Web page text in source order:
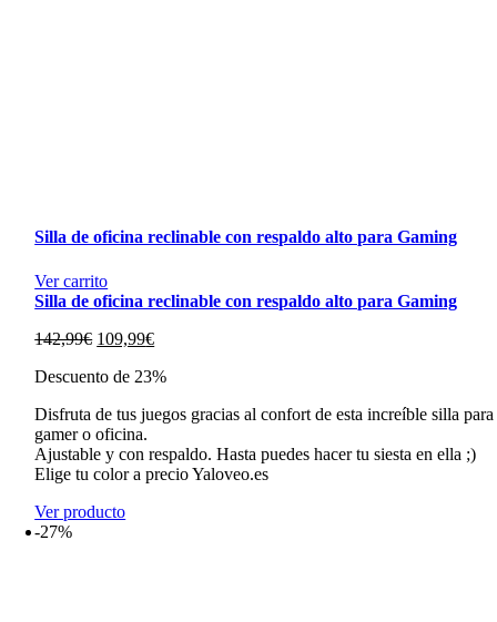
Silla de oficina reclinable con respaldo alto para Gaming
Ver carrito
Silla de oficina reclinable con respaldo alto para Gaming
142,99€ El
original
142,99€.
109,99€El
actual
109,99€.
Descuento de 23%
Disfruta de tus juegos gracias al confort de esta increíble silla para
gamer o oficina.
Ajustable y con respaldo. Hasta puedes hacer tu siesta en ella ;)
Elige tu color a precio Yaloveo.es
Ver producto
-27%